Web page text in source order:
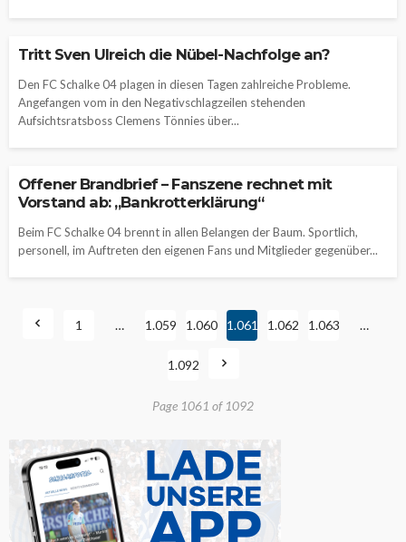
Tritt Sven Ulreich die Nübel-Nachfolge an?
Den FC Schalke 04 plagen in diesen Tagen zahlreiche Probleme.
Angefangen vom in den Negativschlagzeilen stehenden
Aufsichtsratsboss Clemens Tönnies über...
Offener Brandbrief – Fanszene rechnet mit
Vorstand ab: „Bankrotterklärung“
Beim FC Schalke 04 brennt in allen Belangen der Baum. Sportlich,
personell, im Auftreten den eigenen Fans und Mitglieder gegenüber...
1 … 1.059 1.060 1.061 1.062 1.063 …
1.092
Page 1061 of 1092